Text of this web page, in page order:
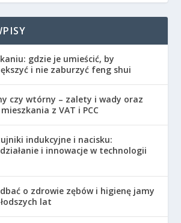
gdzie je umieścić, by
i nie zaburzyć feng shui
czy wtórny – zalety i wady oraz
z VAT i PCC
indukcyjne i nacisku:
i innowacje w technologii
o zdrowie zębów i higienę jamy
lat